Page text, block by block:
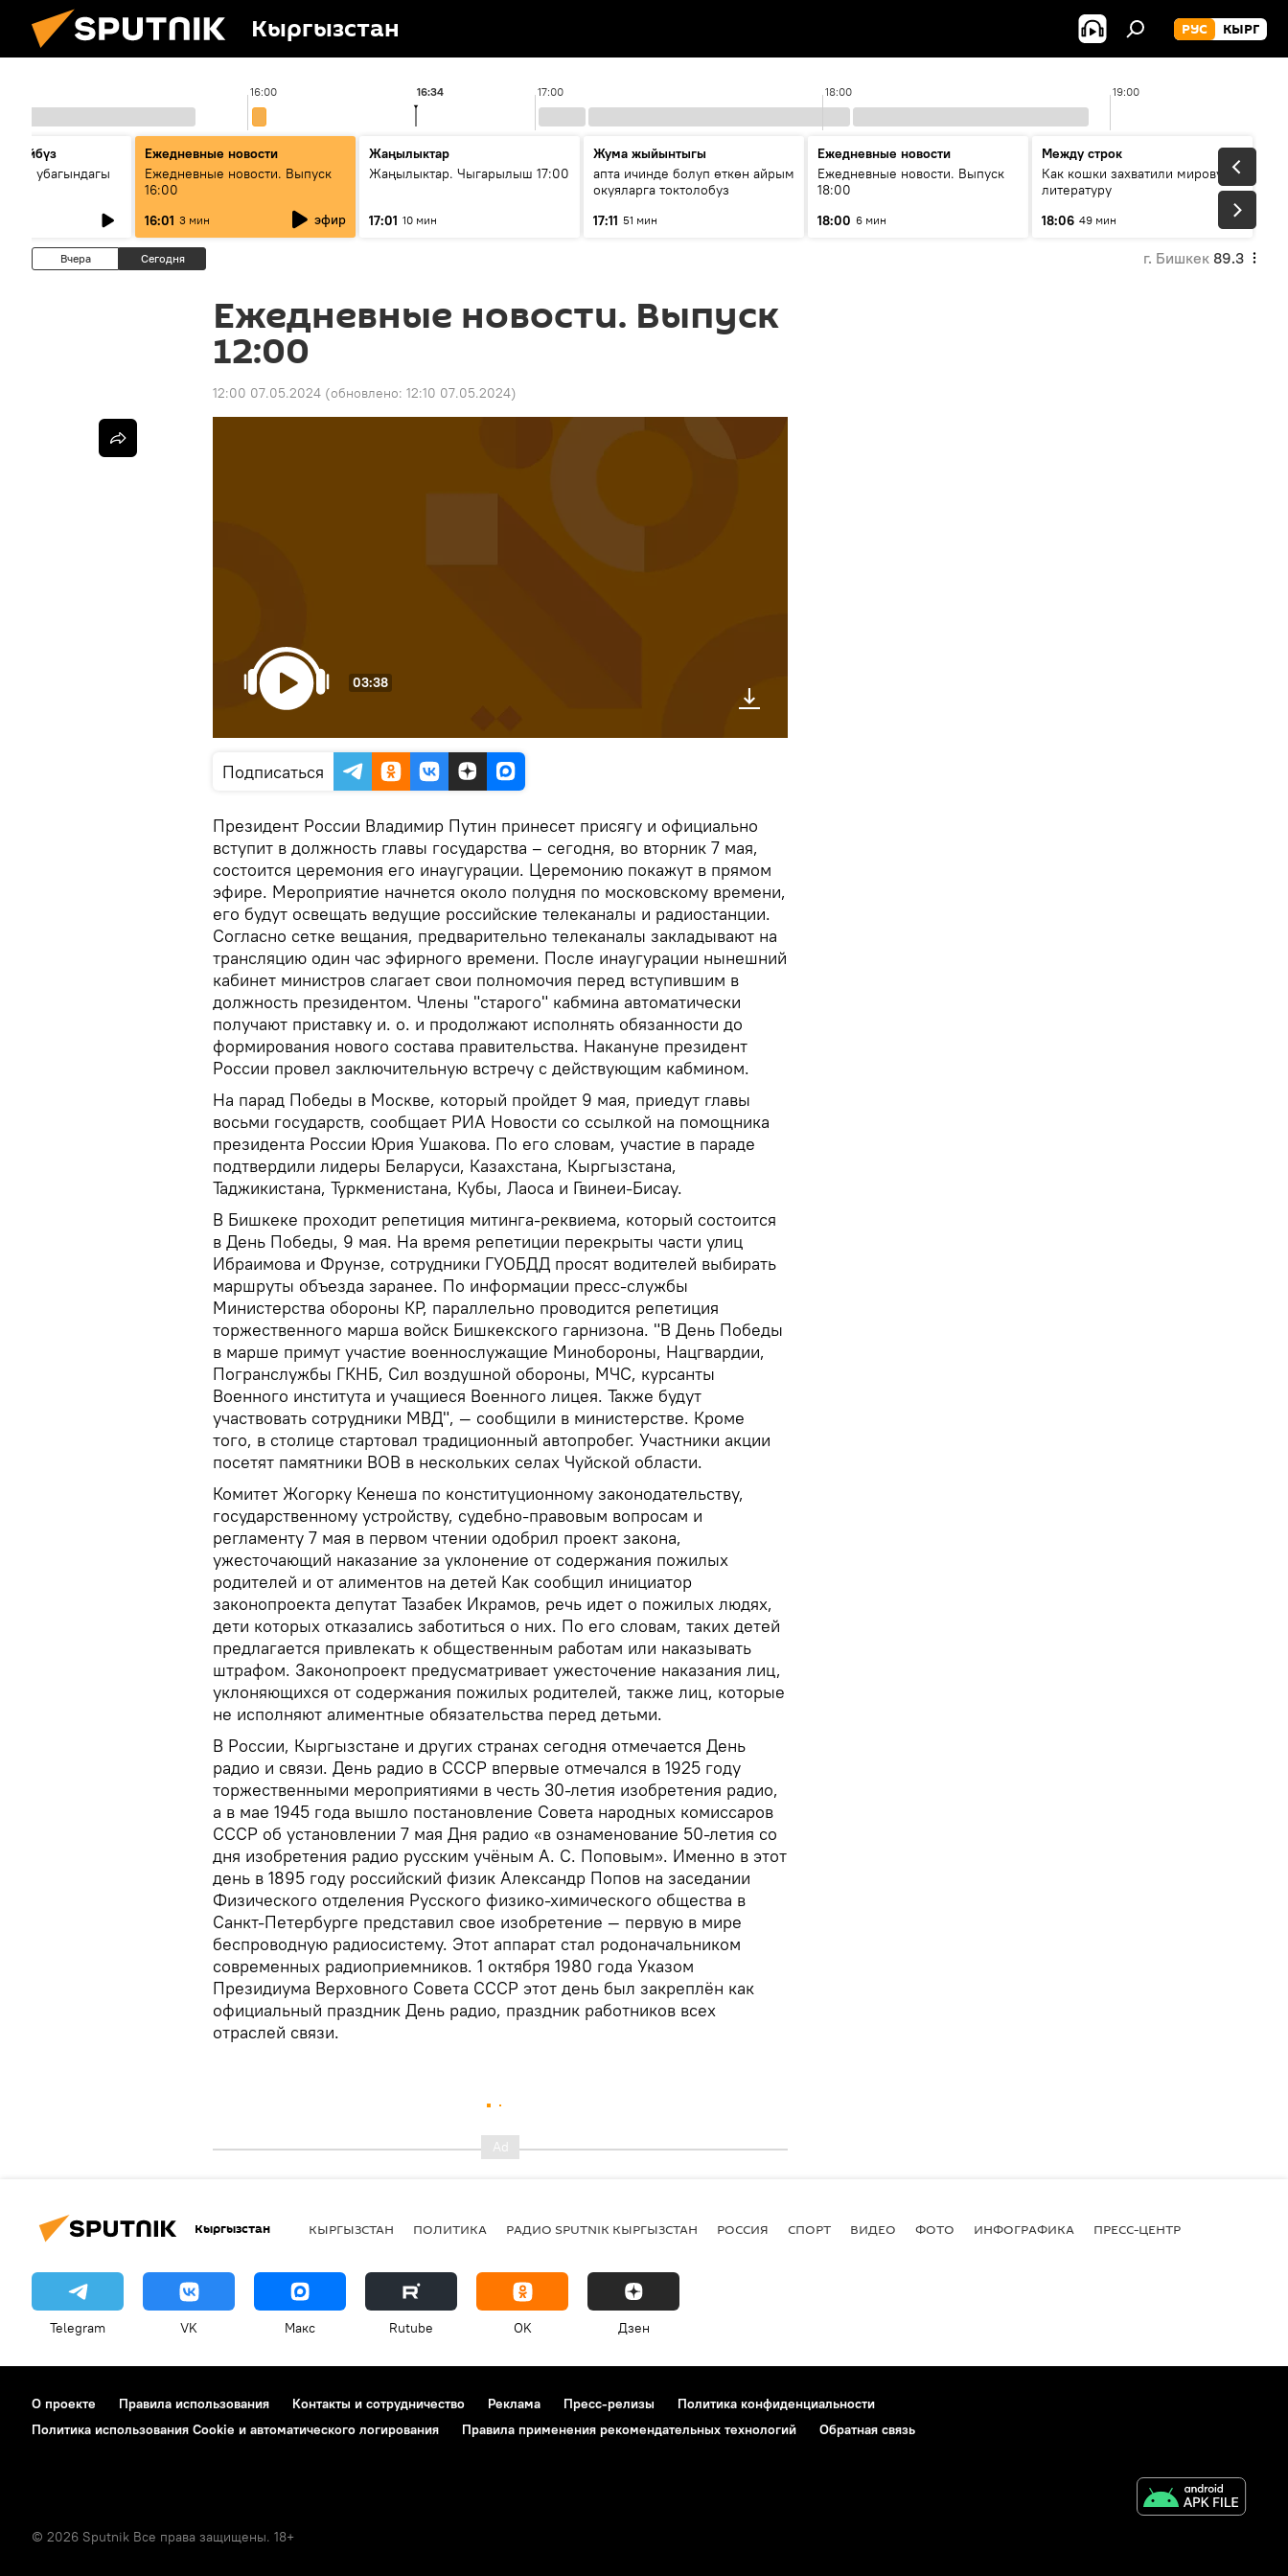
Кыргызстан РУС КЫРГ
16:00 17:00 18:00 19:00
16:34
өз убагындагы
Ежедневные новости
Ежедневные новости. Выпуск
16:00
16:01 3 мин эфир
Жаңылыктар
Жаңылыктар. Чыгарылыш 17:00
17:01 10 мин
Жума жыйынтыгы
апта ичинде болуп өткөн айрым
окуяларга токтолобуз
17:11 51 мин
Ежедневные новости
Ежедневные новости. Выпуск
18:00
18:00 6 мин
Между строк
Как кошки захватили мировую
литературу
18:06 49 мин
Вчера Сегодня г. Бишкек 89.3
Ежедневные новости. Выпуск
12:00
12:00 07.05.2024 (обновлено: 12:10 07.05.2024)
03:38
Подписаться
Президент России Владимир Путин принесет присягу и официально
вступит в должность главы государства – сегодня, во вторник 7 мая,
состоится церемония его инаугурации. Церемонию покажут в прямом
эфире. Мероприятие начнется около полудня по московскому времени,
его будут освещать ведущие российские телеканалы и радиостанции.
Согласно сетке вещания, предварительно телеканалы закладывают на
трансляцию один час эфирного времени. После инаугурации нынешний
кабинет министров слагает свои полномочия перед вступившим в
должность президентом. Члены "старого" кабмина автоматически
получают приставку и. о. и продолжают исполнять обязанности до
формирования нового состава правительства. Накануне президент
России провел заключительную встречу с действующим кабмином.
На парад Победы в Москве, который пройдет 9 мая, приедут главы
восьми государств, сообщает РИА Новости со ссылкой на помощника
президента России Юрия Ушакова. По его словам, участие в параде
подтвердили лидеры Беларуси, Казахстана, Кыргызстана,
Таджикистана, Туркменистана, Кубы, Лаоса и Гвинеи-Бисау.
В Бишкеке проходит репетиция митинга-реквиема, который состоится
в День Победы, 9 мая. На время репетиции перекрыты части улиц
Ибраимова и Фрунзе, сотрудники ГУОБДД просят водителей выбирать
маршруты объезда заранее. По информации пресс-службы
Министерства обороны КР, параллельно проводится репетиция
торжественного марша войск Бишкекского гарнизона. "В День Победы
в марше примут участие военнослужащие Минобороны, Нацгвардии,
Погранслужбы ГКНБ, Сил воздушной обороны, МЧС, курсанты
Военного института и учащиеся Военного лицея. Также будут
участвовать сотрудники МВД", — сообщили в министерстве. Кроме
того, в столице стартовал традиционный автопробег. Участники акции
посетят памятники ВОВ в нескольких селах Чуйской области.
Комитет Жогорку Кенеша по конституционному законодательству,
государственному устройству, судебно-правовым вопросам и
регламенту 7 мая в первом чтении одобрил проект закона,
ужесточающий наказание за уклонение от содержания пожилых
родителей и от алиментов на детей Как сообщил инициатор
законопроекта депутат Тазабек Икрамов, речь идет о пожилых людях,
дети которых отказались заботиться о них. По его словам, таких детей
предлагается привлекать к общественным работам или наказывать
штрафом. Законопроект предусматривает ужесточение наказания лиц,
уклоняющихся от содержания пожилых родителей, также лиц, которые
не исполняют алиментные обязательства перед детьми.
В России, Кыргызстане и других странах сегодня отмечается День
радио и связи. День радио в СССР впервые отмечался в 1925 году
торжественными мероприятиями в честь 30-летия изобретения радио,
а в мае 1945 года вышло постановление Совета народных комиссаров
СССР об установлении 7 мая Дня радио «в ознаменование 50-летия со
дня изобретения радио русским учёным А. С. Поповым». Именно в этот
день в 1895 году российский физик Александр Попов на заседании
Физического отделения Русского физико-химического общества в
Санкт-Петербурге представил свое изобретение — первую в мире
беспроводную радиосистему. Этот аппарат стал родоначальником
современных радиоприемников. 1 октября 1980 года Указом
Президиума Верховного Совета СССР этот день был закреплён как
официальный праздник День радио, праздник работников всех
отраслей связи.
Кыргызстан КЫРГЫЗСТАН ПОЛИТИКА РАДИО SPUTNIK КЫРГЫЗСТАН РОССИЯ СПОРТ ВИДЕО ФОТО ИНФОГРАФИКА ПРЕСС-ЦЕНТР
Telegram VK Макс Rutube OK Дзен
О проекте Правила использования Контакты и сотрудничество Реклама Пресс-релизы
Политика конфиденциальности
Политика использования Cookie и автоматического логирования
Правила применения рекомендательных технологий Обратная связь
© 2026 Sputnik Все права защищены. 18+